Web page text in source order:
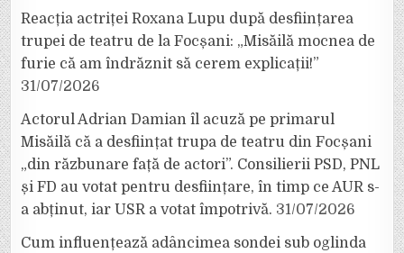
Reacția actriței Roxana Lupu după desființarea
trupei de teatru de la Focșani: „Misăilă mocnea de
furie că am îndrăznit să cerem explicații!”
31/07/2026
Actorul Adrian Damian îl acuză pe primarul
Misăilă că a desființat trupa de teatru din Focșani
„din răzbunare față de actori”. Consilierii PSD, PNL
și FD au votat pentru desființare, în timp ce AUR s-
a abținut, iar USR a votat împotrivă. 31/07/2026
Cum influențează adâncimea sondei sub oglinda